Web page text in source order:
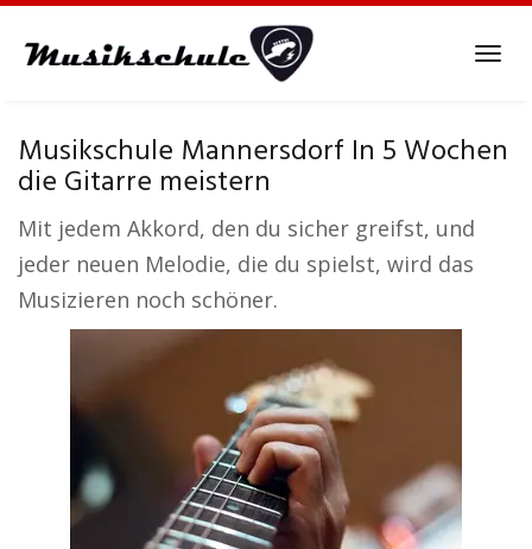
Musikschule Mannersdorf In 5 Wochen
die Gitarre meistern
Mit jedem Akkord, den du sicher greifst, und
jeder neuen Melodie, die du spielst, wird das
Musizieren noch schöner.